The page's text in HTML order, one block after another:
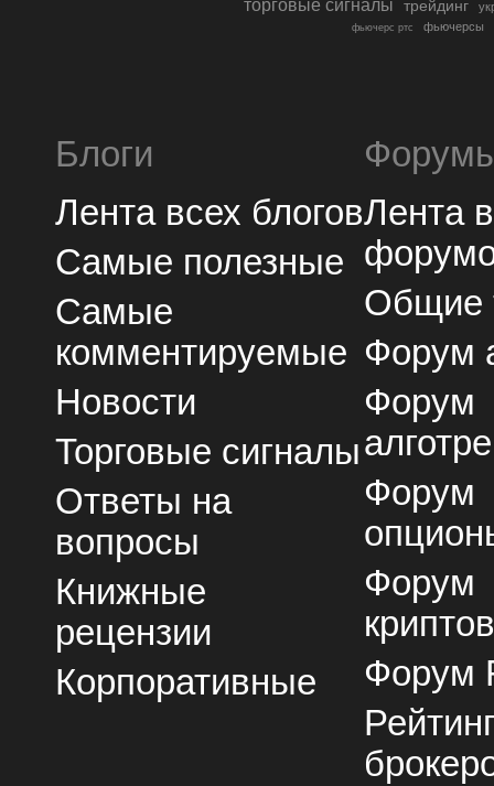
торговые сигналы трейдинг
фьючерс ртс фьючерсы
Блоги
Лента всех блогов
Самые полезные
Самые
комментируемые
Новости
Торговые сигналы
Ответы на
вопросы
Книжные
рецензии
Корпоративные
Лента
Общие
Форум
Форум
Форум
Форум
Форум